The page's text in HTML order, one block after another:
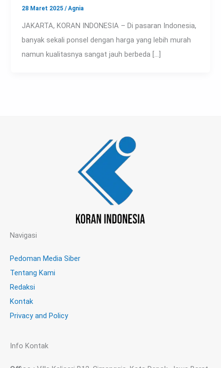
28 Maret 2025/Agnia
JAKARTA, KORAN INDONESIA – Di pasaran Indonesia,
banyak sekali ponsel dengan harga yang lebih murah
namun kualitasnya sangat jauh berbeda […]
Navigasi
Pedoman Media Siber
Tentang Kami
Redaksi
Kontak
Privacy and Policy
Info Kontak